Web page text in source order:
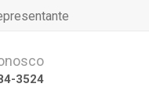
3524